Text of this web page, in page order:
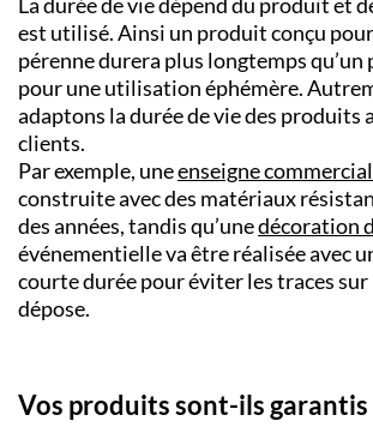
est utilisé. Ainsi un produit conçu
pérenne durera plus longtemps
pour une utilisation éphémère.
adaptons la durée de vie des produits
clients.
Par exemple, uneenseigne
construite avec des matériaux
des années, tandis qu’unedécoration
événementielle va être réalisée avec
courte durée pour éviter les traces
dépose.
Vos produits sont-ils garantis